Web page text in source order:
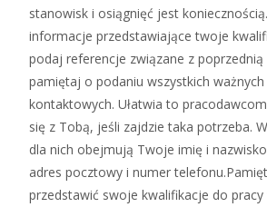
stanowisk i osiągnięć jest
informacje przedstawiające twoje
podaj referencje związane z poprzednią
pamiętaj o podaniu wszystkich
kontaktowych. Ułatwia to
się z Tobą, jeśli zajdzie taka potrzeba.
dla nich obejmują Twoje imię i
adres pocztowy i numer
przedstawić swoje kwalifikacje do pracy